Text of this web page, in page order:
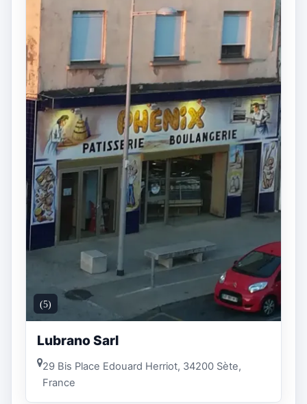
(5)
Lubrano Sarl
29 Bis Place Edouard Herriot, 34200 Sète,
France